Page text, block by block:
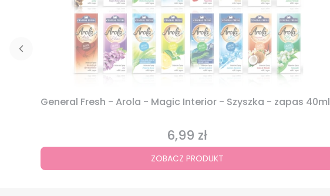
General Fresh - Arola - Magic Interior - Szyszka - zapas 40ml
Cena
6,99 zł
ZOBACZ PRODUKT